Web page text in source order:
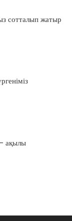
сотталып жатыр
ақылы